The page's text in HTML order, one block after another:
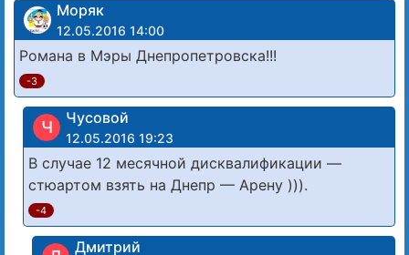
Моряк
12.05.2016 14:00
Романа в Мэры Днепропетровска!!!
-3
Ч Чусовой
12.05.2016 19:23
В случае 12 месячной дисквалификации —
стюартом взять на Днепр — Арену ))).
-4
Дмитрий